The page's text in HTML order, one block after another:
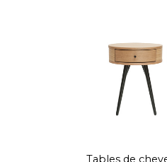
Tables de